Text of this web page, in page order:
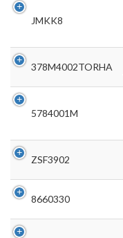
JMKK8
378M4002TORHA
5784001M
ZSF3902
8660330